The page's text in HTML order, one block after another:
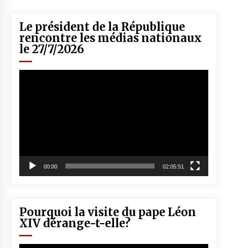
Le président de la République
rencontre les médias nationaux
le 27/7/2026
00:00 02:05:51
Pourquoi la visite du pape Léon
XIV dérange-t-elle?